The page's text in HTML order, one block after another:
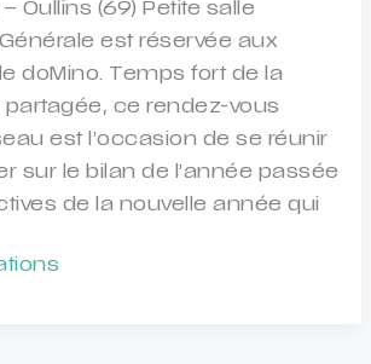
Oullins (69) Petite salle
est réservée aux
doMino. Temps fort de la
ce rendez-vous
est l’occasion de se réunir
sur le bilan de l’année passée
de la nouvelle année qui